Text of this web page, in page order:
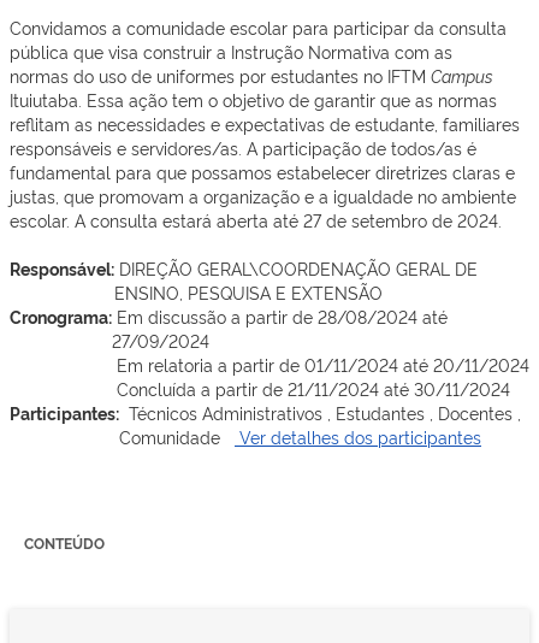
Convidamos a comunidade escolar para participar da consulta
pública que visa construir a Instrução Normativa com as
normas do uso de uniformes por estudantes no IFTM Campus
Ituiutaba. Essa ação tem o objetivo de garantir que as normas
reflitam as necessidades e expectativas de estudante, familiares
responsáveis e servidores/as. A participação de todos/as é
fundamental para que possamos estabelecer diretrizes claras e
justas, que promovam a organização e a igualdade no ambiente
escolar. A consulta estará aberta até 27 de setembro de 2024.
Responsável: DIREÇÃO GERAL\COORDENAÇÃO GERAL DE
ENSINO, PESQUISA E EXTENSÃO
Cronograma: Em discussão a partir de 28/08/2024 até
27/09/2024
Em relatoria a partir de 01/11/2024 até 20/11/2024
Concluída a partir de 21/11/2024 até 30/11/2024
Participantes: Técnicos Administrativos , Estudantes , Docentes ,
Comunidade
Ver detalhes dos participantes
CONTEÚDO